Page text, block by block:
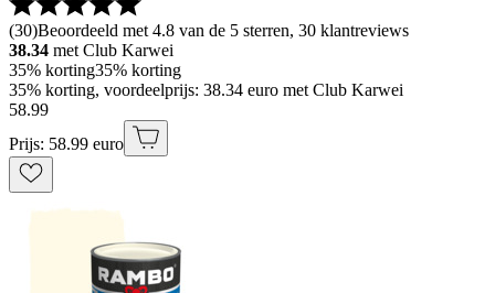
(30)Beoordeeld met 4.8 van de 5 sterren, 30 klantreviews
38.34 met Club Karwei
35% korting35% korting
35% korting, voordeelprijs: 38.34 euro met Club Karwei
58.99
Prijs: 58.99 euro